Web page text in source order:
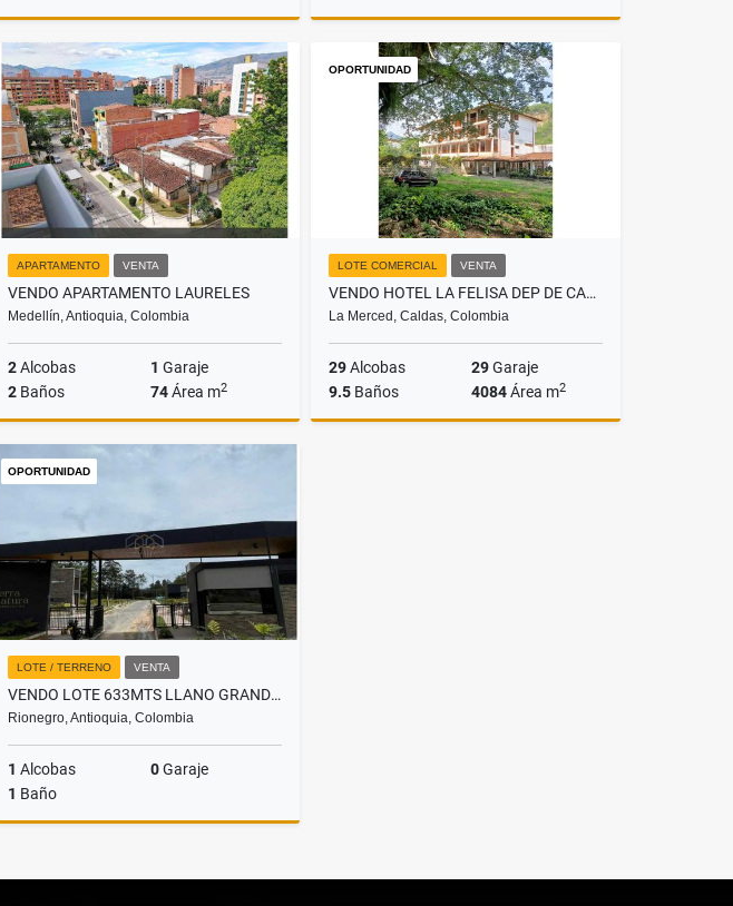
Venta
$2.500.000.000 $4.500.000.000
APARTAMENTO VENTA
VENDO APARTAMENTO LAURELES
Medellín, Antioquia, Colombia
2Alcobas 1 Garaje
2 Baños 74Área m2
Venta
OPORTUNIDAD
LOTE COMERCIAL VENTA
VENDO HOTEL LA FELISA DEP DE CALDAS
La Merced, Caldas, Colombia
29Alcobas 29Garaje
9.5 Baños 4084Área m2
OPORTUNIDAD
LOTE / TERRENO VENTA
VENDO LOTE 633MTS LLANO GRANDE TERRA NATURA
Rionegro, Antioquia, Colombia
1 Alcobas 0Garaje
1 Baño
$840.000.000